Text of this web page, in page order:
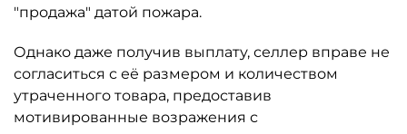
"продажа" датой пожара.
Однако даже получив выплату, селлер вправе не
согласиться с её размером и количеством
утраченного товара, предоставив
мотивированные возражения с